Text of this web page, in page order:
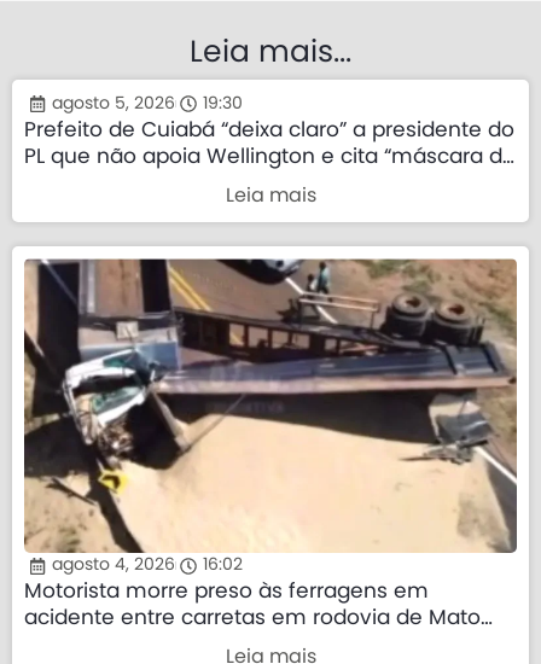
Leia mais...
agosto 5, 2026 19:30
Prefeito de Cuiabá “deixa claro” a presidente do
PL que não apoia Wellington e cita “máscara da
Leia mais
agosto 4, 2026 16:02
Motorista morre preso às ferragens em
acidente entre carretas em rodovia de Mato
Leia mais